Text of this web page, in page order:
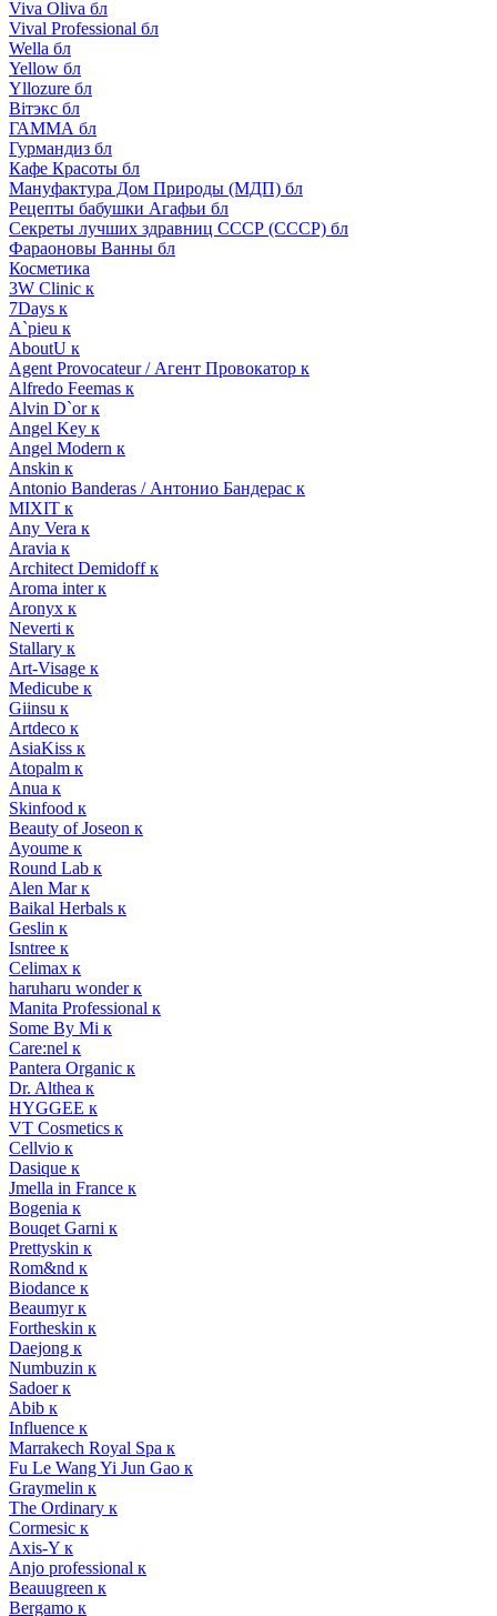
Viva Oliva бл
Vival Professional бл
Wella бл
Yellow бл
Yllozure бл
Вiтэкс бл
ГАММА бл
Гурмандиз бл
Кафе Красоты бл
Мануфактура Дом Природы (МДП) бл
Рецепты бабушки Агафьи бл
Секреты лучших здравниц СССР (СССР) бл
Фараоновы Ванны бл
Косметика
3W Clinic к
7Days к
A`pieu к
AboutU к
Agent Provocateur / Агент Провокатор к
Alfredo Feemas к
Alvin D`or к
Angel Key к
Angel Modern к
Anskin к
Antonio Banderas / Антонио Бандерас к
MIXIT к
Any Vera к
Aravia к
Architect Demidoff к
Aroma inter к
Aronyx к
Neverti к
Stallary к
Art-Visage к
Medicube к
Giinsu к
Artdeco к
AsiaKiss к
Atopalm к
Anua к
Skinfood к
Beauty of Joseon к
Ayoume к
Round Lab к
Alen Mar к
Baikal Herbals к
Geslin к
Isntree к
Celimax к
haruharu wonder к
Manita Professional к
Some By Mi к
Care:nel к
Pantera Organic к
Dr. Althea к
HYGGEE к
VT Cosmetics к
Cellvio к
Dasique к
Jmella in France к
Bogenia к
Bouqet Garni к
Prettyskin к
Rom&nd к
Biodance к
Beaumyr к
Fortheskin к
Daejong к
Numbuzin к
Sadoer к
Abib к
Influence к
Marrakech Royal Spa к
Fu Le Wang Yi Jun Gao к
Graymelin к
The Ordinary к
Cormesic к
Axis-Y к
Anjo professional к
Beauugreen к
Bergamo к